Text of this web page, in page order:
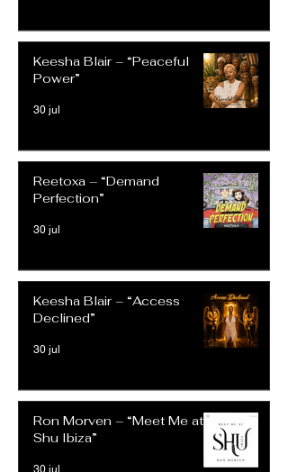
Keesha Blair – “Peaceful
Power”
30 jul
Reetoxa – “Demand
Perfection”
30 jul
Keesha Blair – “Access
Declined”
30 jul
Ron Morven – “Meet Me at
Shu Ibiza”